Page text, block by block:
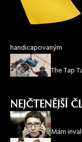
handicapovaným
The Tap
NEJČTENĚJŠÍ
Mám